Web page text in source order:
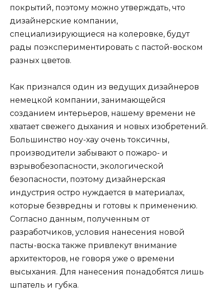
покрытий, поэтому можно утверждать, что
дизайнерские компании,
специализирующиеся на колеровке, будут
рады поэкспериментировать с пастой-воском
разных цветов.
Как признался один из ведущих дизайнеров
немецкой компании, занимающейся
созданием интерьеров, нашему времени не
хватает свежего дыхания и новых изобретений.
Большинство ноу-хау очень токсичны,
производители забывают о пожаро- и
взрывобезопасности, экологической
безопасности, поэтому дизайнерская
индустрия остро нуждается в материалах,
которые безвредны и готовы к применению.
Согласно данным, полученным от
разработчиков, условия нанесения новой
пасты-воска также привлекут внимание
архитекторов, не говоря уже о времени
высыхания. Для нанесения понадобятся лишь
шпатель и губка.